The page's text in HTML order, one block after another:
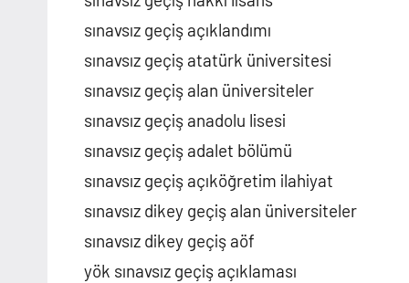
sınavsız geçiş açıklandımı
sınavsız geçiş atatürk üniversitesi
sınavsız geçiş alan üniversiteler
sınavsız geçiş anadolu lisesi
sınavsız geçiş adalet bölümü
sınavsız geçiş açıköğretim ilahiyat
sınavsız dikey geçiş alan üniversiteler
sınavsız dikey geçiş aöf
yök sınavsız geçiş açıklaması